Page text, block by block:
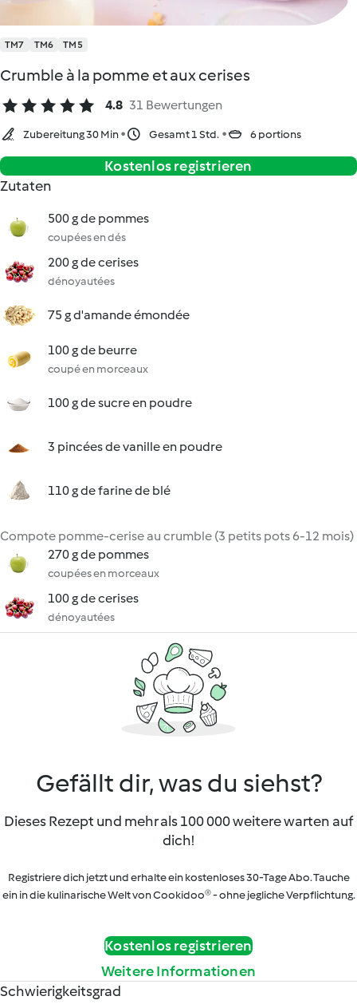
TM7 TM6 TM5
Crumble à la pomme et aux cerises
4.8 31 Bewertungen
Zubereitung 30 Min Gesamt 1 Std. 6 portions
Kostenlos registrieren
Zutaten
500 g de pommes
coupées en dés
200 g de cerises
dénoyautées
75 g d'amande émondée
100 g de beurre
coupé en morceaux
100 g de sucre en poudre
3 pincées de vanille en poudre
110 g de farine de blé
Compote pomme-cerise au crumble (3 petits pots 6-12 mois)
270 g de pommes
coupées en morceaux
100 g de cerises
dénoyautées
Gefällt dir, was du siehst?
Dieses Rezept und mehr als 100 000 weitere warten auf
dich!
Registriere dich jetzt und erhalte ein kostenloses 30-Tage Abo. Tauche
ein in die kulinarische Welt von Cookidoo® - ohne jegliche Verpflichtung.
Kostenlos registrieren
Weitere Informationen
Schwierigkeitsgrad